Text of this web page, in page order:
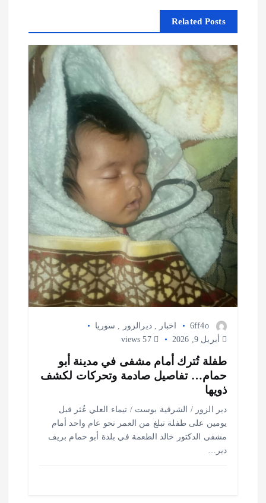
ق
ت
Related Posts
6ff4o اخبار ,ديرالزور
سوريا
أبريل 9, 2026
57 views
طفلة تُترك أمام مشفى في مدينة أبو
حمام… تفاصيل صادمة وتحركات لكشف
ذويها
دير الزور / الشرقية بوست / تيماء العلي عُثر قبل
يومين على طفلة تبلغ من العمر نحو عام واحد أمام
مشفى الدكتور خالد الطعمة في بلدة أبو حمام بريف
دير…